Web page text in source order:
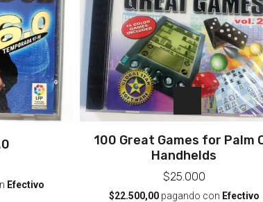
Efectivo
100 Great Games for Palm
Handhelds
$25.000
$22.500,00pagando con Efectivo